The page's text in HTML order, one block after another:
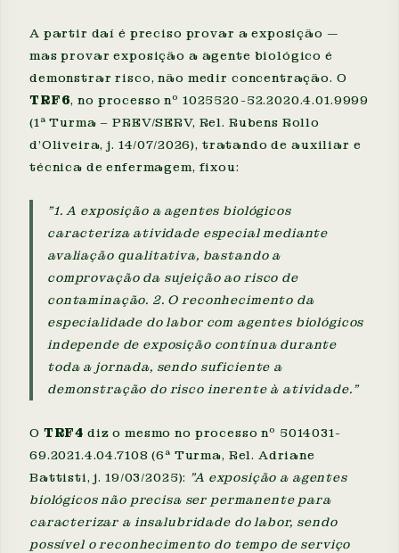
A partir daí é preciso provar a exposição —
mas provar exposição a agente biológico é
demonstrar risco, não medir concentração. O
TRF6, no processo nº 1025520-52.2020.4.01.9999
(1ª Turma – PREV/SERV, Rel. Rubens Rollo
d'Oliveira, j. 14/07/2026), tratando de auxiliar e
técnica de enfermagem, fixou:
"1. A exposição a agentes biológicos
caracteriza atividade especial mediante
avaliação qualitativa, bastando a
comprovação da sujeição ao risco de
contaminação. 2. O reconhecimento da
especialidade do labor com agentes biológicos
independe de exposição contínua durante
toda a jornada, sendo suficiente a
demonstração do risco inerente à atividade."
O TRF4 diz o mesmo no processo nº 5014031-
69.2021.4.04.7108 (6ª Turma, Rel. Adriane
Battisti, j. 19/03/2025): "A exposição a agentes
biológicos não precisa ser permanente para
caracterizar a insalubridade do labor, sendo
possível o reconhecimento do tempo de serviço